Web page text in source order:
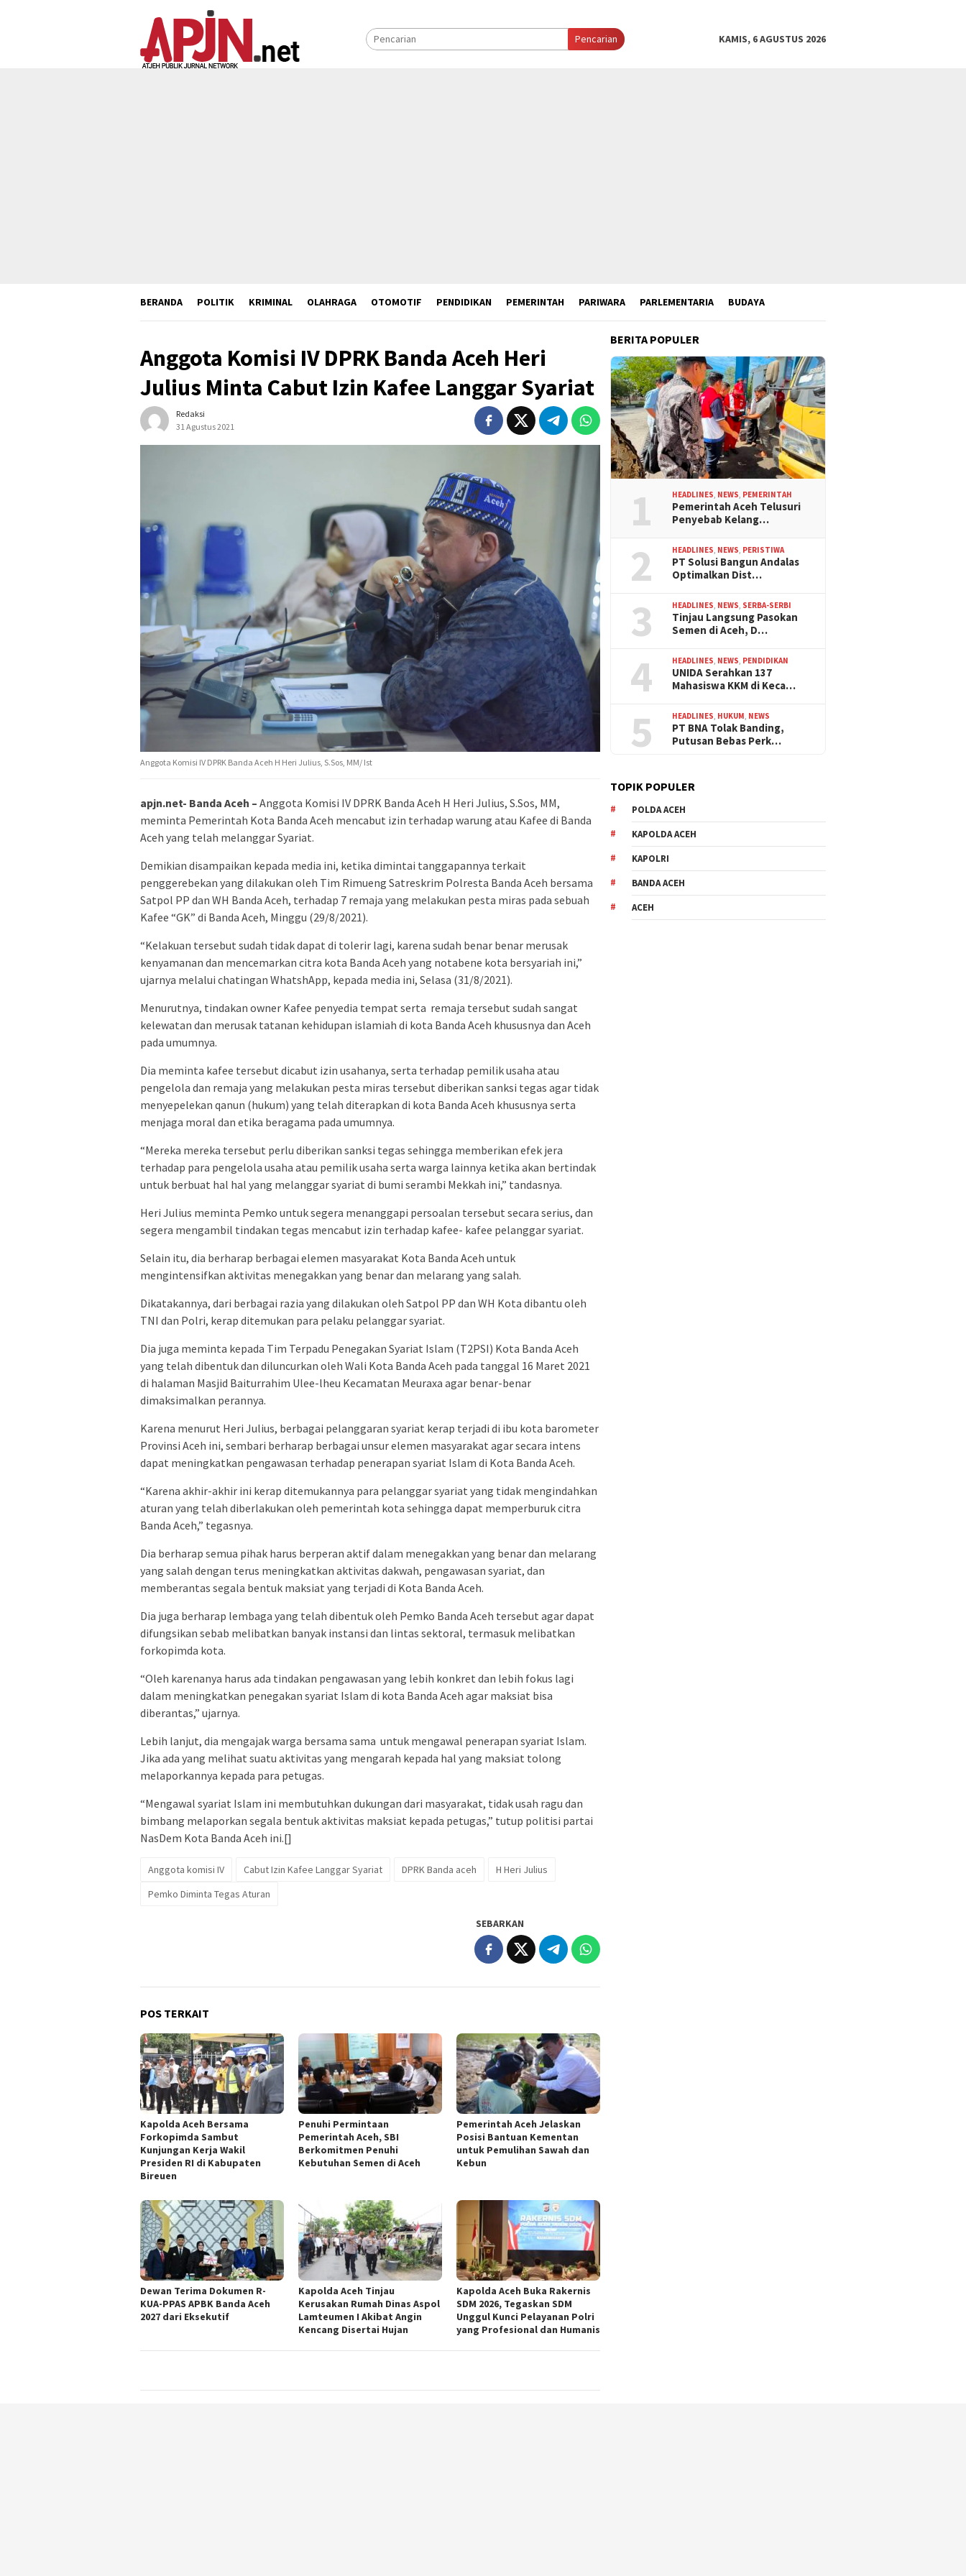
Pencarian KAMIS, 6 AGUSTUS 2026
BERANDA POLITIK KRIMINAL OLAHRAGA OTOMOTIF PENDIDIKAN PEMERINTAH PARIWARA PARLEMENTARIA BUDAYA
Anggota Komisi IV DPRK Banda Aceh Heri
Julius Minta Cabut Izin Kafee Langgar Syariat
Redaksi
31 Agustus 2021
Anggota Komisi IV DPRK Banda Aceh H Heri Julius, S.Sos, MM/ Ist
apjn.net- Banda Aceh – Anggota Komisi IV DPRK Banda Aceh H Heri Julius, S.Sos, MM,
meminta Pemerintah Kota Banda Aceh mencabut izin terhadap warung atau Kafee di Banda
Aceh yang telah melanggar Syariat.
Demikian disampaikan kepada media ini, ketika dimintai tanggapannya terkait
penggerebekan yang dilakukan oleh Tim Rimueng Satreskrim Polresta Banda Aceh bersama
Satpol PP dan WH Banda Aceh, terhadap 7 remaja yang melakukan pesta miras pada sebuah
Kafee “GK” di Banda Aceh, Minggu (29/8/2021).
“Kelakuan tersebut sudah tidak dapat di tolerir lagi, karena sudah benar benar merusak
kenyamanan dan mencemarkan citra kota Banda Aceh yang notabene kota bersyariah ini,”
ujarnya melalui chatingan WhatshApp, kepada media ini, Selasa (31/8/2021).
Menurutnya, tindakan owner Kafee penyedia tempat serta remaja tersebut sudah sangat
kelewatan dan merusak tatanan kehidupan islamiah di kota Banda Aceh khususnya dan Aceh
pada umumnya.
Dia meminta kafee tersebut dicabut izin usahanya, serta terhadap pemilik usaha atau
pengelola dan remaja yang melakukan pesta miras tersebut diberikan sanksi tegas agar tidak
menyepelekan qanun (hukum) yang telah diterapkan di kota Banda Aceh khususnya serta
menjaga moral dan etika beragama pada umumnya.
“Mereka mereka tersebut perlu diberikan sanksi tegas sehingga memberikan efek jera
terhadap para pengelola usaha atau pemilik usaha serta warga lainnya ketika akan bertindak
untuk berbuat hal hal yang melanggar syariat di bumi serambi Mekkah ini,” tandasnya.
Heri Julius meminta Pemko untuk segera menanggapi persoalan tersebut secara serius, dan
segera mengambil tindakan tegas mencabut izin terhadap kafee- kafee pelanggar syariat.
Selain itu, dia berharap berbagai elemen masyarakat Kota Banda Aceh untuk
mengintensifkan aktivitas menegakkan yang benar dan melarang yang salah.
Dikatakannya, dari berbagai razia yang dilakukan oleh Satpol PP dan WH Kota dibantu oleh
TNI dan Polri, kerap ditemukan para pelaku pelanggar syariat.
Dia juga meminta kepada Tim Terpadu Penegakan Syariat Islam (T2PSI) Kota Banda Aceh
yang telah dibentuk dan diluncurkan oleh Wali Kota Banda Aceh pada tanggal 16 Maret 2021
di halaman Masjid Baiturrahim Ulee-lheu Kecamatan Meuraxa agar benar-benar
dimaksimalkan perannya.
Karena menurut Heri Julius, berbagai pelanggaran syariat kerap terjadi di ibu kota barometer
Provinsi Aceh ini, sembari berharap berbagai unsur elemen masyarakat agar secara intens
dapat meningkatkan pengawasan terhadap penerapan syariat Islam di Kota Banda Aceh.
“Karena akhir-akhir ini kerap ditemukannya para pelanggar syariat yang tidak mengindahkan
aturan yang telah diberlakukan oleh pemerintah kota sehingga dapat memperburuk citra
Banda Aceh,” tegasnya.
Dia berharap semua pihak harus berperan aktif dalam menegakkan yang benar dan melarang
yang salah dengan terus meningkatkan aktivitas dakwah, pengawasan syariat, dan
memberantas segala bentuk maksiat yang terjadi di Kota Banda Aceh.
Dia juga berharap lembaga yang telah dibentuk oleh Pemko Banda Aceh tersebut agar dapat
difungsikan sebab melibatkan banyak instansi dan lintas sektoral, termasuk melibatkan
forkopimda kota.
“Oleh karenanya harus ada tindakan pengawasan yang lebih konkret dan lebih fokus lagi
dalam meningkatkan penegakan syariat Islam di kota Banda Aceh agar maksiat bisa
diberantas,” ujarnya.
Lebih lanjut, dia mengajak warga bersama sama untuk mengawal penerapan syariat Islam.
Jika ada yang melihat suatu aktivitas yang mengarah kepada hal yang maksiat tolong
melaporkannya kepada para petugas.
“Mengawal syariat Islam ini membutuhkan dukungan dari masyarakat, tidak usah ragu dan
bimbang melaporkan segala bentuk aktivitas maksiat kepada petugas,” tutup politisi partai
NasDem Kota Banda Aceh ini.[]
Anggota komisi IV Cabut Izin Kafee Langgar Syariat DPRK Banda aceh
H Heri Julius
Pemko Diminta Tegas Aturan
SEBARKAN
POS TERKAIT
Kapolda Aceh Bersama
Forkopimda Sambut
Kunjungan Kerja Wakil
Presiden RI di Kabupaten
Bireuen
Penuhi Permintaan
Pemerintah Aceh, SBI
Berkomitmen Penuhi
Kebutuhan Semen di Aceh
Pemerintah Aceh Jelaskan
Posisi Bantuan Kementan
untuk Pemulihan Sawah dan
Kebun
Dewan Terima Dokumen R-
KUA-PPAS APBK Banda Aceh
2027 dari Eksekutif
Kapolda Aceh Tinjau
Kerusakan Rumah Dinas Aspol
Lamteumen I Akibat Angin
Kencang Disertai Hujan
Kapolda Aceh Buka Rakernis
SDM 2026, Tegaskan SDM
Unggul Kunci Pelayanan Polri
yang Profesional dan Humanis
BERITA POPULER
1 HEADLINES NEWS PEMERINTAH
Pemerintah Aceh Telusuri
Penyebab Kelang…
2 HEADLINES NEWS PERISTIWA
PT Solusi Bangun Andalas
Optimalkan Dist…
3 HEADLINES NEWS SERBA-SERBI
Tinjau Langsung Pasokan
Semen di Aceh, D…
4 HEADLINES NEWS PENDIDIKAN
UNIDA Serahkan 137
Mahasiswa KKM di Keca…
5 HEADLINES HUKUM NEWS
PT BNA Tolak Banding,
Putusan Bebas Perk…
TOPIK POPULER
POLDA ACEH
KAPOLDA ACEH
KAPOLRI
BANDA ACEH
ACEH